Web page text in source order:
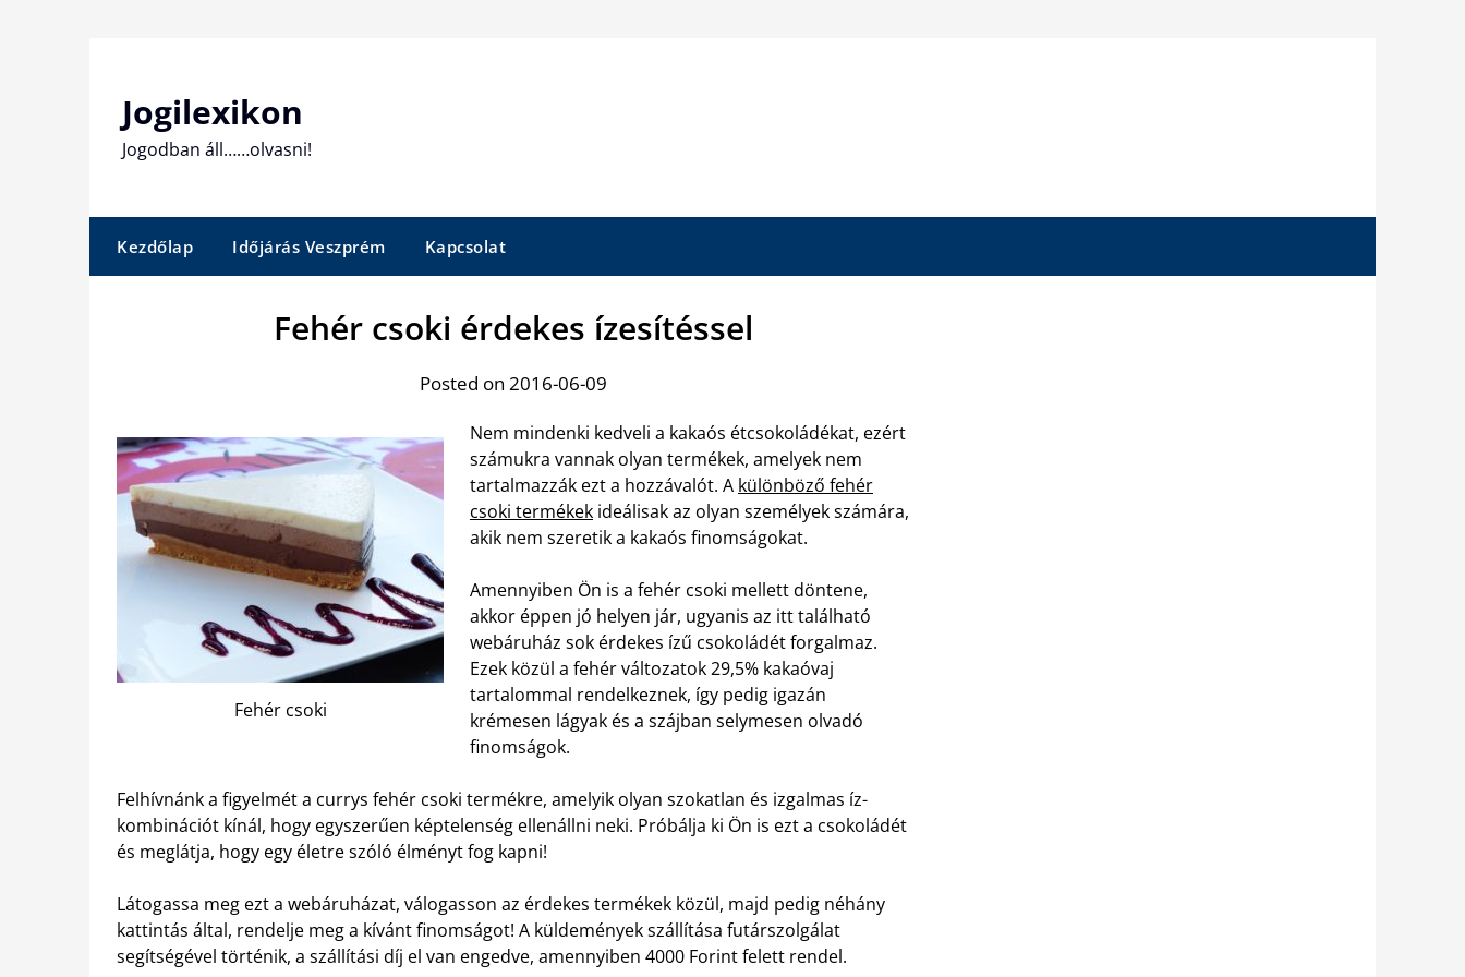
Jogilexikon
Jogodban áll……olvasni!
Kezdőlap Időjárás Veszprém Kapcsolat
Fehér csoki érdekes ízesítéssel
Posted on 2016-06-09
Fehér csoki
Nem mindenki kedveli a kakaós étcsokoládékat, ezért
számukra vannak olyan termékek, amelyek nem
tartalmazzák ezt a hozzávalót. A különböző fehér
csoki termékek ideálisak az olyan személyek számára,
akik nem szeretik a kakaós finomságokat.
Amennyiben Ön is a fehér csoki mellett döntene,
akkor éppen jó helyen jár, ugyanis az itt található
webáruház sok érdekes ízű csokoládét forgalmaz.
Ezek közül a fehér változatok 29,5% kakaóvaj
tartalommal rendelkeznek, így pedig igazán
krémesen lágyak és a szájban selymesen olvadó
finomságok.
Felhívnánk a figyelmét a currys fehér csoki termékre, amelyik olyan szokatlan és izgalmas íz-
kombinációt kínál, hogy egyszerűen képtelenség ellenállni neki. Próbálja ki Ön is ezt a csokoládét
és meglátja, hogy egy életre szóló élményt fog kapni!
Látogassa meg ezt a webáruházat, válogasson az érdekes termékek közül, majd pedig néhány
kattintás által, rendelje meg a kívánt finomságot! A küldemények szállítása futárszolgálat
segítségével történik, a szállítási díj el van engedve, amennyiben 4000 Forint felett rendel.